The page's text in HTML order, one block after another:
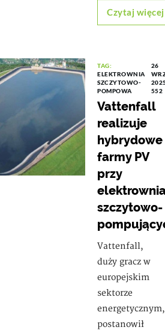
Czytaj więcej
TAG:
ELEKTROWNIA
SZCZYTOWO-
POMPOWA
26
552
Vattenfall
realizuje
hybrydowe
farmy PV
przy
szczytowo-
Vattenfall,
duży gracz w
europejskim
sektorze
energetycznym,
postanowił